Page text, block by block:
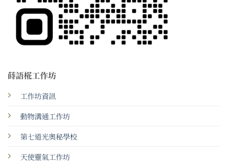
蒔語椛工作坊
工作坊資訊
動物溝通工作坊
第七道光奧秘學校
天使靈氣工作坊